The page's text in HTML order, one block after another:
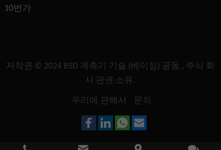
10번가
저작권 © 2024 BSD 계측기 기술 (베이징) 공동., 주식 회
사 판권 소유.
우리에 관해서 문의